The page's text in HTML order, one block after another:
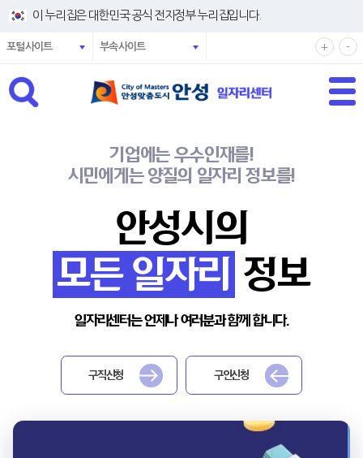
건너뛰기 메뉴
이 누리집은 대한민국 공식 전자정부 누리집입니다.
포털사이트 부속사이트 +확
대
서
보
기
- 축
소
서
보
기
기업에는 우수인재를!
시민에게는 양질의 일자리 정보를!
안성시의
모든 일자리 정보
일자리센터는 언제나 여러분과 함께 합니다.
구직신청 구인신청